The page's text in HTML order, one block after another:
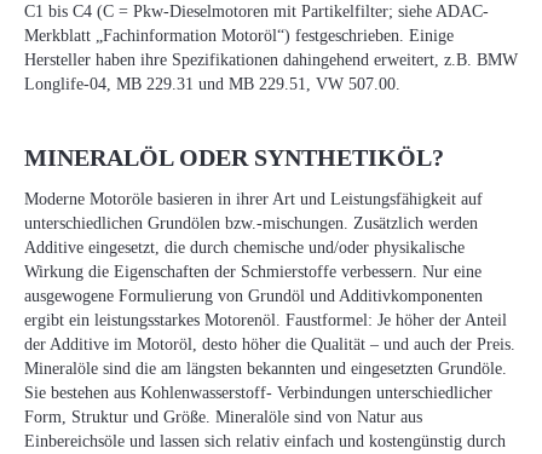
C1 bis C4 (C = Pkw-Dieselmotoren mit Partikelfilter; siehe ADAC-
Merkblatt „Fachinformation Motoröl“) festgeschrieben. Einige
Hersteller haben ihre Spezifikationen dahingehend erweitert, z.B. BMW
Longlife-04, MB 229.31 und MB 229.51, VW 507.00.
MINERALÖL ODER SYNTHETIKÖL?
Moderne Motoröle basieren in ihrer Art und Leistungsfähigkeit auf
unterschiedlichen Grundölen bzw.-mischungen. Zusätzlich werden
Additive eingesetzt, die durch chemische und/oder physikalische
Wirkung die Eigenschaften der Schmierstoffe verbessern. Nur eine
ausgewogene Formulierung von Grundöl und Additivkomponenten
ergibt ein leistungsstarkes Motorenöl. Faustformel: Je höher der Anteil
der Additive im Motoröl, desto höher die Qualität – und auch der Preis.
Mineralöle sind die am längsten bekannten und eingesetzten Grundöle.
Sie bestehen aus Kohlenwasserstoff- Verbindungen unterschiedlicher
Form, Struktur und Größe. Mineralöle sind von Natur aus
Einbereichsöle und lassen sich relativ einfach und kostengünstig durch